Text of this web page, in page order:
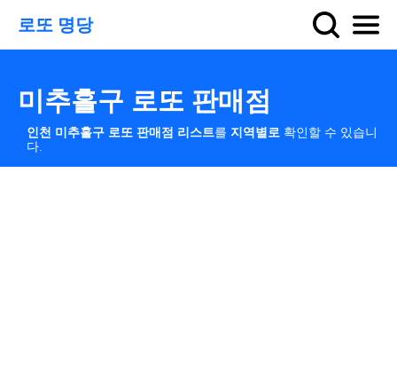
로또 명당
미추홀구 로또 판매점
인천 미추홀구 로또 판매점 리스트를 지역별로 확인할 수 있습니
다.